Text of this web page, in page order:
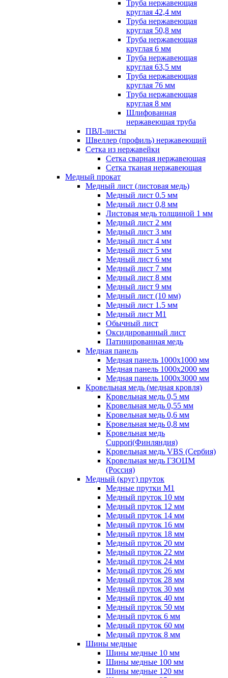
Труба нержавеющая
круглая 42,4 мм
Труба нержавеющая
круглая 50,8 мм
Труба нержавеющая
круглая 6 мм
Труба нержавеющая
круглая 63,5 мм
Труба нержавеющая
круглая 76 мм
Труба нержавеющая
круглая 8 мм
Шлифованная
нержавеющая труба
ПВЛ-листы
Швеллер (профиль) нержавеющий
Сетка из нержавейки
Сетка сварная нержавеющая
Сетка тканая нержавеющая
Медный прокат
Медный лист (листовая медь)
Медный лист 0.5 мм
Медный лист 0,8 мм
Листовая медь толщиной 1 мм
Медный лист 2 мм
Медный лист 3 мм
Медный лист 4 мм
Медный лист 5 мм
Медный лист 6 мм
Медный лист 7 мм
Медный лист 8 мм
Медный лист 9 мм
Медный лист (10 мм)
Медный лист 1.5 мм
Медный лист М1
Обычный лист
Оксидированный лист
Патинированная медь
Медная панель
Медная панель 1000x1000 мм
Медная панель 1000x2000 мм
Медная панель 1000x3000 мм
Кровельная медь (медная кровля)
Кровельная медь 0,5 мм
Кровельная медь 0,55 мм
Кровельная медь 0,6 мм
Кровельная медь 0,8 мм
Кровельная медь
Cuppori(Финляндия)
Кровельная медь VBS (Сербия)
Кровельная медь ГЗОЦМ
(Россия)
Медный (круг) пруток
Медные прутки М1
Медный пруток 10 мм
Медный пруток 12 мм
Медный пруток 14 мм
Медный пруток 16 мм
Медный пруток 18 мм
Медный пруток 20 мм
Медный пруток 22 мм
Медный пруток 24 мм
Медный пруток 26 мм
Медный пруток 28 мм
Медный пруток 30 мм
Медный пруток 40 мм
Медный пруток 50 мм
Медный пруток 6 мм
Медный пруток 60 мм
Медный пруток 8 мм
Шины медные
Шины медные 10 мм
Шины медные 100 мм
Шины медные 120 мм